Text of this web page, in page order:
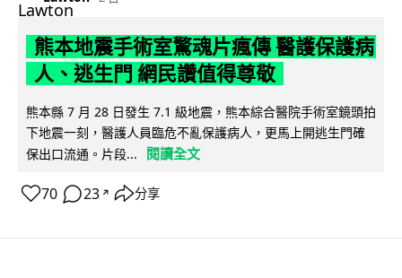
熊本地震手術室驚魂片瘋傳 醫護保護病
人、逃生門 網民讚值得尊敬
熊本縣 7 月 28 日發生 7.1 級地震，熊本綜合醫院手術室鏡頭拍
下地震一刻，醫護人員臨危不亂保護病人，更馬上開逃生門確
保出口流通。片段...
閱讀全文
70 23 ↗ 分享